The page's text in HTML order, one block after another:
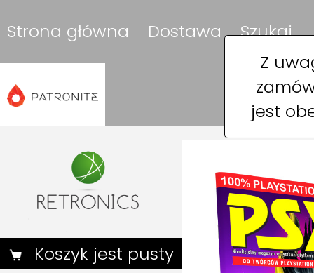
Z
jest
Strona główna Dostawa Szukaj
Koszyk jest pusty